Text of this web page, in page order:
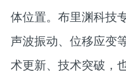
体位置。布里渊科技
声波振动、位移应变
术更新、技术突破，